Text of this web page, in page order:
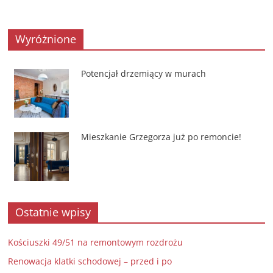
Wyróżnione
Potencjał drzemiący w murach
Mieszkanie Grzegorza już po remoncie!
Ostatnie wpisy
Kościuszki 49/51 na remontowym rozdrożu
Renowacja klatki schodowej – przed i po